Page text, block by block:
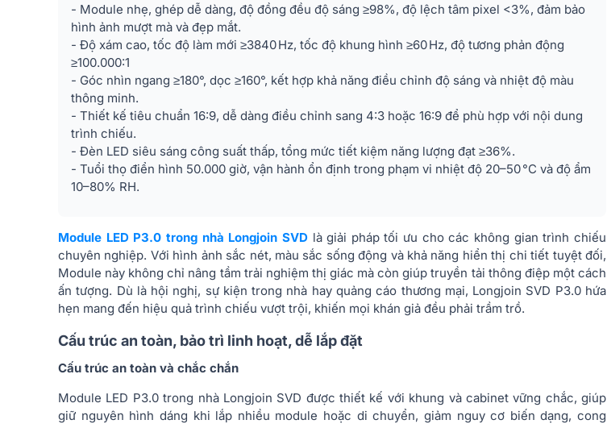
- Module nhẹ, ghép dễ dàng, độ đồng đều độ sáng ≥98%, độ lệch tâm pixel <3%, đảm bảo
hình ảnh mượt mà và đẹp mắt.
- Độ xám cao, tốc độ làm mới ≥3840 Hz, tốc độ khung hình ≥60 Hz, độ tương phản động
≥100.000:1
- Góc nhìn ngang ≥180°, dọc ≥160°, kết hợp khả năng điều chỉnh độ sáng và nhiệt độ màu
thông minh.
- Thiết kế tiêu chuẩn 16:9, dễ dàng điều chỉnh sang 4:3 hoặc 16:9 để phù hợp với nội dung
trình chiếu.
- Đèn LED siêu sáng công suất thấp, tổng mức tiết kiệm năng lượng đạt ≥36%.
- Tuổi thọ điển hình 50.000 giờ, vận hành ổn định trong phạm vi nhiệt độ 20–50 °C và độ ẩm
10–80% RH.
Module LED P3.0 trong nhà Longjoin SVDlà giải pháp tối ưu cho các không gian trình chiếu
chuyên nghiệp. Với hình ảnh sắc nét, màu sắc sống động và khả năng hiển thị chi tiết tuyệt đối,
Module này không chỉ nâng tầm trải nghiệm thị giác mà còn giúp truyền tải thông điệp một cách
ấn tượng. Dù là hội nghị, sự kiện trong nhà hay quảng cáo thương mại, Longjoin SVD P3.0 hứa
hẹn mang đến hiệu quả trình chiếu vượt trội, khiến mọi khán giả đều phải trầm trồ.
Cấu trúc an toàn, bảo trì linh hoạt, dễ lắp đặt
Cấu trúc an toàn và chắc chắn
Module LED P3.0 trong nhà Longjoin SVD được thiết kế với khung và cabinet vững chắc, giúp
giữ nguyên hình dáng khi lắp nhiều module hoặc di chuyển, giảm nguy cơ biến dạng, cong